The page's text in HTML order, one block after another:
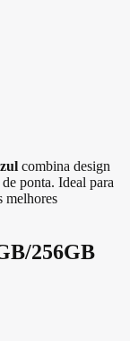
combina design
ponta. Ideal para
melhores
256GB